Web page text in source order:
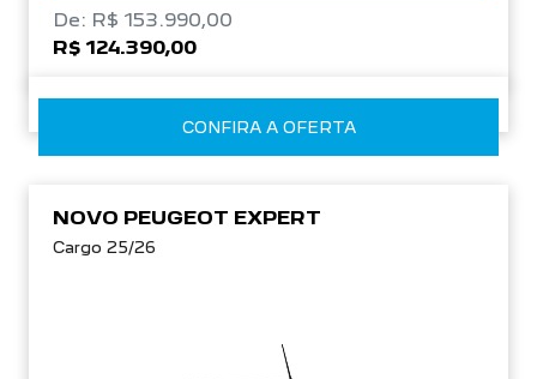
De: R$ 153.990,00
R$ 124.390,00
CONFIRA A OFERTA
NOVO PEUGEOT EXPERT
Cargo 25/26